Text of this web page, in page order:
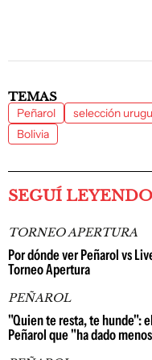
TEMAS
Peñarol selección
Bolivia
SEGUÍ LEYENDO
TORNEO APERTURA
Por dónde ver Peñarol vs
Torneo Apertura
PEÑAROL
"Quien te resta, te hunde":
Peñarol que "ha dado